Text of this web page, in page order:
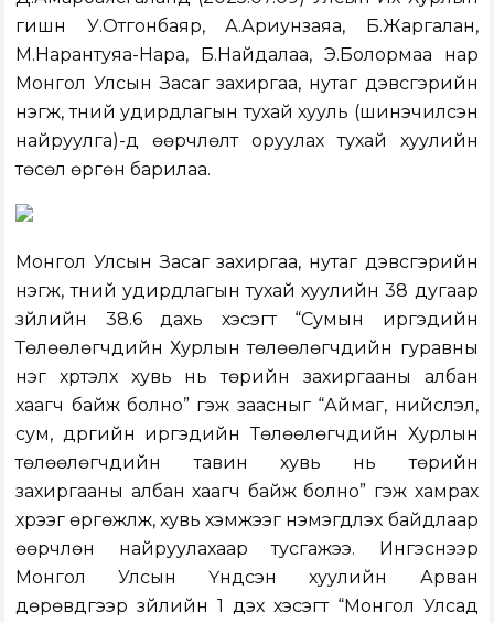
гишүүн У.Отгонбаяр, А.Ариунзаяа, Б.Жаргалан,
М.Нарантуяа-Нара, Б.Найдалаа, Э.Болормаа нар
Монгол Улсын Засаг захиргаа, нутаг дэвсгэрийн
нэгж, түүний удирдлагын тухай хууль (шинэчилсэн
найруулга)-д өөрчлөлт оруулах тухай хуулийн
төсөл өргөн барилаа.
Монгол Улсын Засаг захиргаа, нутаг дэвсгэрийн
нэгж, түүний удирдлагын тухай хуулийн 38 дугаар
зүйлийн 38.6 дахь хэсэгт “Сумын иргэдийн
Төлөөлөгчдийн Хурлын төлөөлөгчдийн гуравны
нэг хүртэлх хувь нь төрийн захиргааны албан
хаагч байж болно” гэж заасныг “Аймаг, нийслэл,
сум, дүүргийн иргэдийн Төлөөлөгчдийн Хурлын
төлөөлөгчдийн тавин хувь нь төрийн
захиргааны албан хаагч байж болно” гэж хамрах
хүрээг өргөжүүлж, хувь хэмжээг нэмэгдүүлэх байдлаар
өөрчлөн найруулахаар тусгажээ. Ингэснээр
Монгол Улсын Үндсэн хуулийн Арван
дөрөвдүгээр зүйлийн 1 дэх хэсэгт “Монгол Улсад